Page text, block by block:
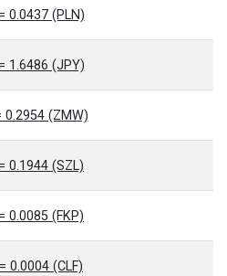
0.0437 (PLN)
1.6486 (JPY)
0.2954 (ZMW)
0.1944 (SZL)
0.0085 (FKP)
0.0004 (CLF)